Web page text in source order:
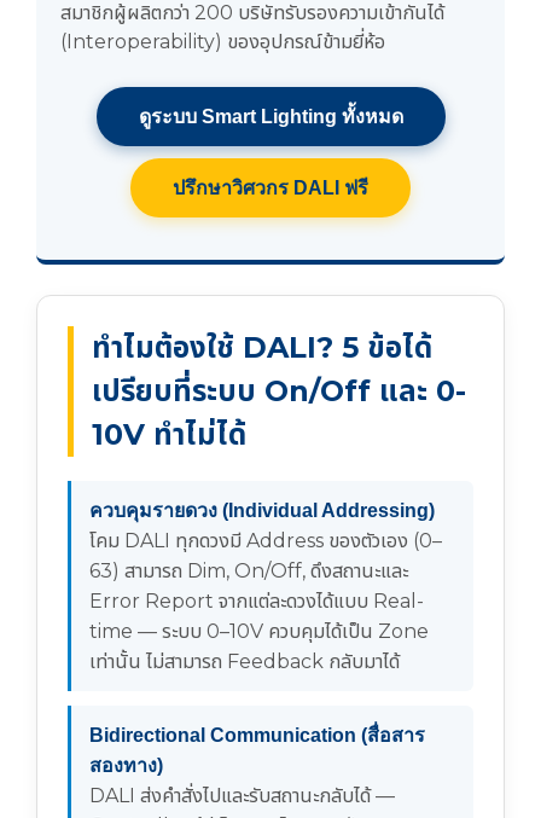
สมาชิกผู้ผลิตกว่า 200 บริษัทรับรองความเข้ากันได้
(Interoperability) ของอุปกรณ์ข้ามยี่ห้อ
ดูระบบ Smart Lighting ทั้งหมด
ปรึกษาวิศวกร DALI ฟรี
ทำไมต้องใช้ DALI? 5 ข้อได้
เปรียบที่ระบบ On/Off และ 0-
10V ทำไม่ได้
ควบคุมรายดวง (Individual Addressing)
โคม DALI ทุกดวงมี Address ของตัวเอง (0–
63) สามารถ Dim, On/Off, ดึงสถานะและ
Error Report จากแต่ละดวงได้แบบ Real-
time — ระบบ 0–10V ควบคุมได้เป็น Zone
เท่านั้น ไม่สามารถ Feedback กลับมาได้
Bidirectional Communication (สื่อสาร
สองทาง)
DALI ส่งคำสั่งไปและรับสถานะกลับได้ —